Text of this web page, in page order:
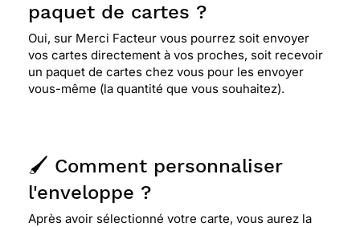
paquet de cartes ?
Oui, sur Merci Facteur vous pourrez soit envoyer
vos cartes directement à vos proches, soit recevoir
un paquet de cartes chez vous pour les envoyer
vous-même (la quantité que vous souhaitez).
🖌️ Comment personnaliser
l'enveloppe ?
Après avoir sélectionné votre carte, vous aurez la